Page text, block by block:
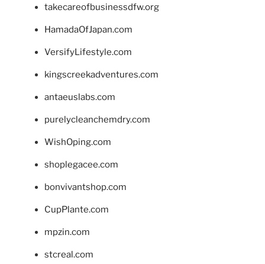
takecareofbusinessdfw.org
HamadaOfJapan.com
VersifyLifestyle.com
kingscreekadventures.com
antaeuslabs.com
purelycleanchemdry.com
WishOping.com
shoplegacee.com
bonvivantshop.com
CupPlante.com
mpzin.com
stcreal.com